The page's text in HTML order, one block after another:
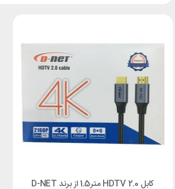
کابل HDTV 2.0 متر1.5 از برند D-NET